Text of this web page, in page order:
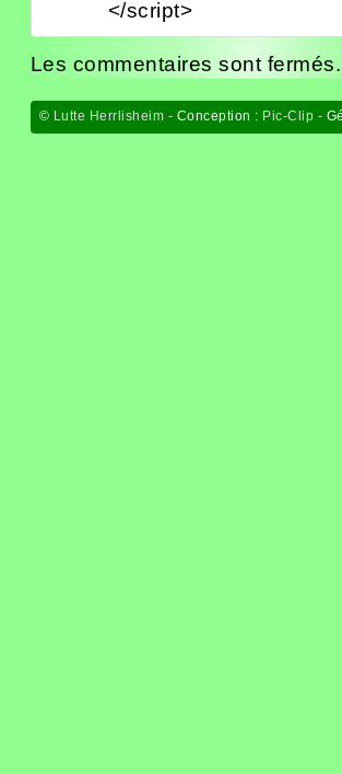
</script>
Les commentaires sont fermés.
© Lutte Herrlisheim - Conception : Pic-Clip -